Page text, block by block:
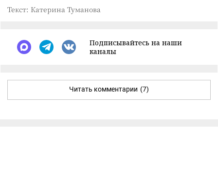
Текст: Катерина Туманова
Подписывайтесь на наши
каналы
Читать комментарии (7)